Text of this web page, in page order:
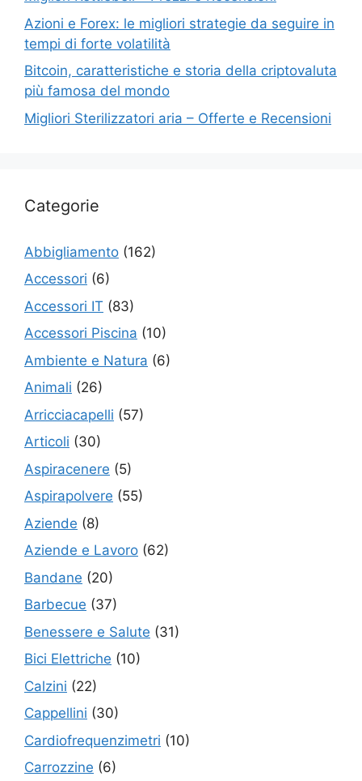
Azioni e Forex: le migliori strategie da seguire in
tempi di forte volatilità
Bitcoin, caratteristiche e storia della criptovaluta
più famosa del mondo
Migliori Sterilizzatori aria – Offerte e Recensioni
Categorie
Abbigliamento (162)
Accessori (6)
Accessori IT (83)
Accessori Piscina (10)
Ambiente e Natura (6)
Animali (26)
Arricciacapelli (57)
Articoli (30)
Aspiracenere (5)
Aspirapolvere (55)
Aziende (8)
Aziende e Lavoro (62)
Bandane (20)
Barbecue (37)
Benessere e Salute (31)
Bici Elettriche (10)
Calzini (22)
Cappellini (30)
Cardiofrequenzimetri (10)
Carrozzine (6)